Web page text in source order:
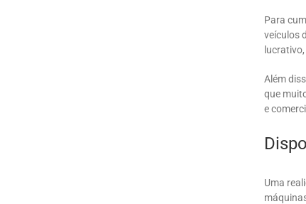
Para
veículos
Além
que
e
Uma